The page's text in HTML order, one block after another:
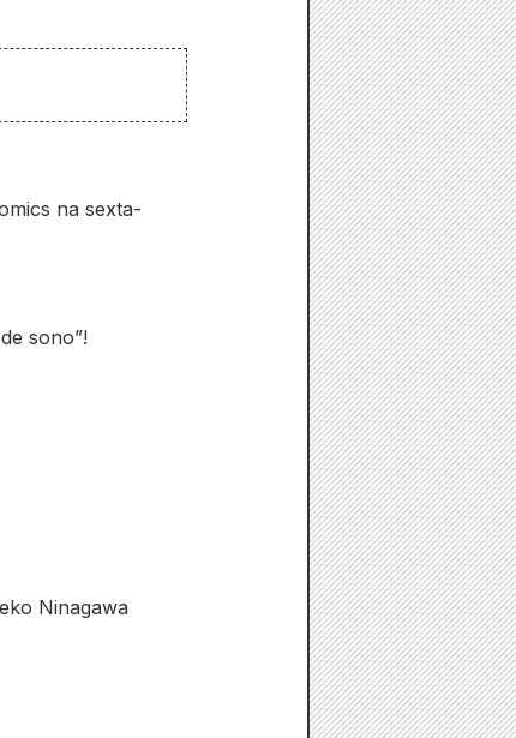
na sexta-
sono”!
Ninagawa